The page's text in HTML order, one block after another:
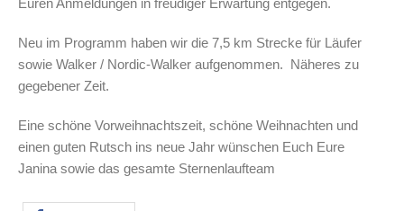
Euren Anmeldungen in freudiger Erwartung entgegen.
Neu im Programm haben wir die 7,5 km Strecke für Läufer
sowie Walker / Nordic-Walker aufgenommen. Näheres zu
gegebener Zeit.
Eine schöne Vorweihnachtszeit, schöne Weihnachten und
einen guten Rutsch ins neue Jahr wünschen Euch Eure
Janina sowie das gesamte Sternenlaufteam